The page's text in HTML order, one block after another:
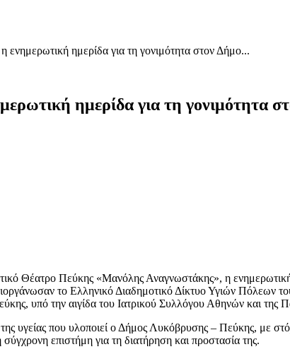
ημερίδα για τη γονιμότητα στον Δήμο...
ημερίδα για τη γονιμότητα
Θέατρο Πεύκης «Μανόλης Αναγνωστάκης», η
το Ελληνικό Διαδημοτικό Δίκτυο Υγιών Πόλεων
υπό την αιγίδα του Ιατρικού Συλλόγου Αθηνών και της
υγείας που υλοποιεί ο Δήμος Λυκόβρυσης – Πεύκης, με
επιστήμη για τη διατήρηση και προστασία της.